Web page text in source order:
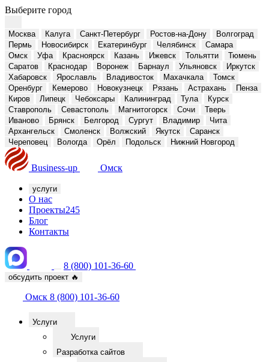
Выберите город
Москва Калуга Санкт-Петербург Ростов-на-Дону
Волгоград
Пермь
Новосибирск Екатеринбург Челябинск
Самара
Омск
Уфа Красноярск Казань Ижевск Тольятти
Тюмень
Саратов
Краснодар Воронеж Барнаул Ульяновск
Иркутск
Хабаровск
Ярославль Владивосток Махачкала
Томск
Оренбург
Кемерово Новокузнецк Рязань Астрахань
Пенза
Киров
Липецк Чебоксары Калининград Тула
Курск
Ставрополь
Севастополь Магнитогорск Сочи
Тверь
Иваново
Брянск Белгород Сургут Владимир
Чита
Архангельск
Смоленск Волжский Якутск
Саранск
Череповец
Вологда Орёл Подольск Нижний Новгород
Business-up Омск
услуги
О нас
Проекты245
Блог
Контакты
8 (800) 101-36-60
обсудить проект 🔥
Омск 8 (800) 101-36-60
Услуги
Услуги
Разработка сайтов